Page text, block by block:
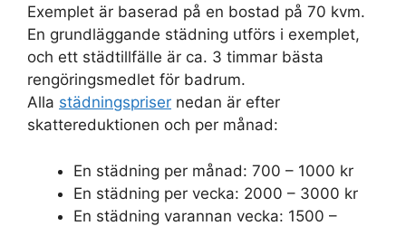
Exemplet är baserad på en bostad på 70 kvm.
En grundläggande städning utförs i exemplet,
och ett städtillfälle är ca. 3 timmar bästa
rengöringsmedlet för badrum.
Alla städningspriser nedan är efter
skattereduktionen och per månad:
En städning per månad: 700 – 1000 kr
En städning per vecka: 2000 – 3000 kr
En städning varannan vecka: 1500 –